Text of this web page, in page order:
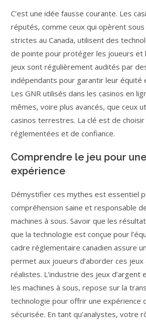
C’est une idée fausse courante. Les
réputés, comme ceux qui opèrent sous
strictes au Canada, utilisent des
de pointe pour protéger les joueurs et
jeux sont régulièrement audités par
indépendants pour garantir leur équité
Les GNR utilisés dans les casinos en
mêmes, voire plus avancés, que ceux
casinos terrestres. La clé est de
réglementées et de confiance.
Comprendre le jeu pour
expérience
Démystifier ces mythes est essentiel
compréhension saine et responsable
machines à sous. Savoir que les
que la technologie est conçue pour
cadre réglementaire canadien assure
permet aux joueurs d’aborder ces
réalistes. L’industrie des jeux d’argent
les machines à sous, repose sur la
technologie pour offrir une expérience
sécurisée. En tant qu’analystes, votre